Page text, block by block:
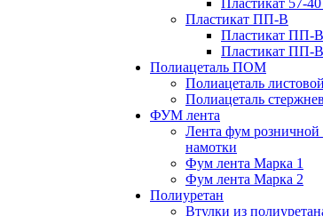
Пластикат 57-
Пластикат ПП-В
Пластикат ПП-
Пластикат ПП-
Полиацеталь ПОМ
Полиацеталь листовой
Полиацеталь
ФУМ лента
Лента фум розничной
намотки
Фум лента Марка 1
Фум лента Марка 2
Полиуретан
Втулки из